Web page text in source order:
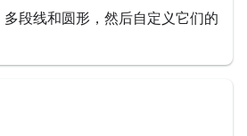
段线和圆形，然后自定义它们的